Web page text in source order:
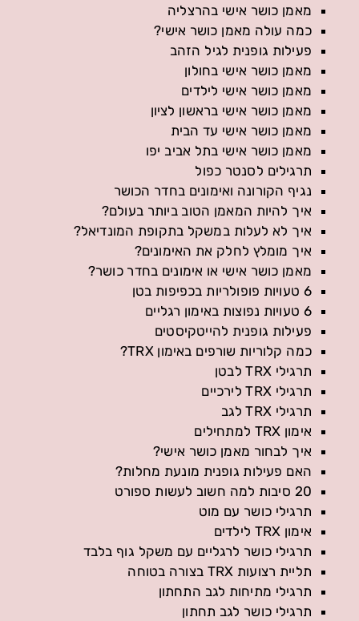
מאמן כושר אישי בהרצליה
כמה עולה מאמן כושר אישי?
פעילות גופנית לגיל הזהב
מאמן כושר אישי בחולון
מאמן כושר אישי לילדים
מאמן כושר אישי בראשון לציון
מאמן כושר אישי עד הבית
מאמן כושר אישי בתל אביב יפו
תרגילים לסנטר כפול
נגיף הקורונה ואימונים בחדר הכושר
איך להיות המאמן הטוב ביותר בעולם?
איך לא לעלות במשקל בתקופת המונדיאל?
איך מומלץ לחלק את האימונים?
מאמן כושר אישי או אימונים בחדר כושר?
6 טעויות פופולריות בכפיפות בטן
6 טעויות נפוצות באימון רגליים
פעילות גופנית להייטקיסטים
כמה קלוריות שורפים באימון TRX?
תרגילי TRX לבטן
תרגילי TRX לירכיים
תרגילי TRX לגב
אימון TRX למתחילים
איך לבחור מאמן כושר אישי?
האם פעילות גופנית מונעת מחלות?
20 סיבות למה חשוב לעשות ספורט
תרגילי כושר עם מוט
אימון TRX לילדים
תרגילי כושר לרגליים עם משקל גוף בלבד
תליית רצועות TRX בצורה בטוחה
תרגילי מתיחות לגב התחתון
תרגילי כושר לגב תחתון